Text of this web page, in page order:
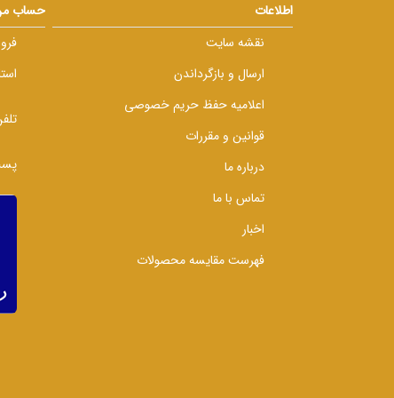
اطلاعات
نقشه سایت
ارسال و بازگرداندن
اعلامیه حفظ حریم خصوصی
قوانین و مقررات
درباره ما
تماس با ما
اخبار
فهرست مقایسه محصولات
حساب